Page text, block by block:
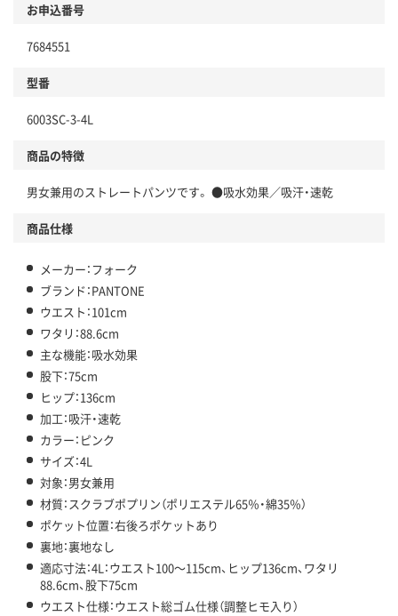
お申込番号
7684551
型番
6003SC-3-4L
商品の特徴
男女兼用のストレートパンツです。 ●吸水効果／吸汗・速乾
商品仕様
メーカー：フォーク
ブランド：PANTONE
ウエスト：101cm
ワタリ：88.6cm
主な機能：吸水効果
股下：75cm
ヒップ：136cm
加工：吸汗・速乾
カラー：ピンク
サイズ：4L
対象：男女兼用
材質：スクラブポプリン（ポリエステル65％・綿35％）
ポケット位置：右後ろポケットあり
裏地：裏地なし
適応寸法：4L：ウエスト100～115cm、ヒップ136cm、ワタリ
88.6cm、股下75cm
ウエスト仕様：ウエスト総ゴム仕様（調整ヒモ入り）